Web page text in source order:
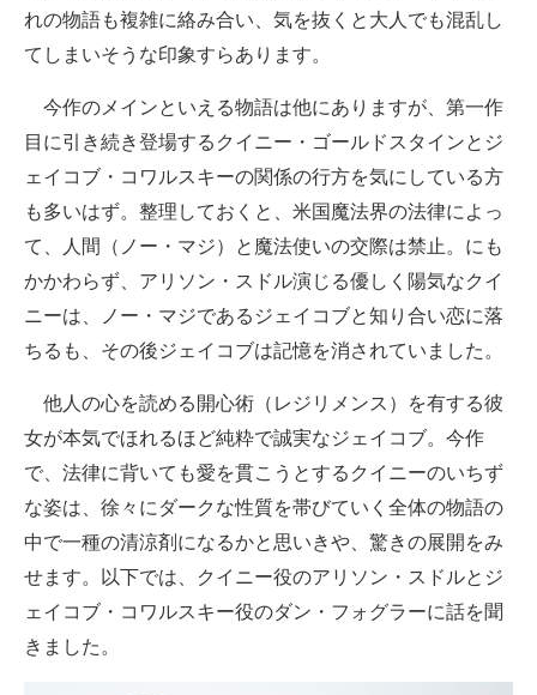
好きが集まる 比べて選べる
企業ITのトレンドを詳説
マーケ×ITの今がよく分かる
IT製品の技術・比較・事例
製造業のIT導入・活用を支援
モノづくり技術者専門サイト
エレクトロニクス専門サイト
電子設計の基本と応用
れの物語も複雑に絡み合い、気を抜くと大人でも混乱し
てしまいそうな印象すらあります。
今作のメインといえる物語は他にありますが、第一作
目に引き続き登場するクイニー・ゴールドスタインとジ
ェイコブ・コワルスキーの関係の行方を気にしている方
も多いはず。整理しておくと、米国魔法界の法律によっ
て、人間（ノー・マジ）と魔法使いの交際は禁止。にも
かかわらず、アリソン・スドル演じる優しく陽気なクイ
ニーは、ノー・マジであるジェイコブと知り合い恋に落
ちるも、その後ジェイコブは記憶を消されていました。
他人の心を読める開心術（レジリメンス）を有する彼
女が本気でほれるほど純粋で誠実なジェイコブ。今作
で、法律に背いても愛を貫こうとするクイニーのいちず
な姿は、徐々にダークな性質を帯びていく全体の物語の
中で一種の清涼剤になるかと思いきや、驚きの展開をみ
せます。以下では、クイニー役のアリソン・スドルとジ
ェイコブ・コワルスキー役のダン・フォグラーに話を聞
きました。